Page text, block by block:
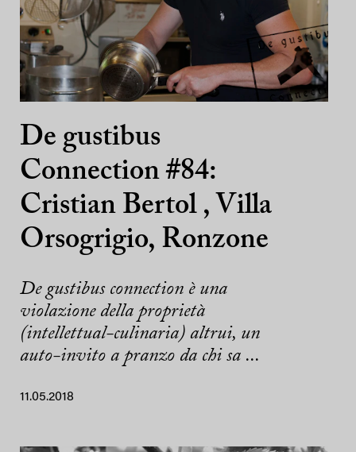
De gustibus
Connection #84:
Cristian Bertol , Villa
Orsogrigio, Ronzone
De gustibus connection è una
violazione della proprietà
(intellettual-culinaria) altrui, un
auto-invito a pranzo da chi sa ...
11.05.2018